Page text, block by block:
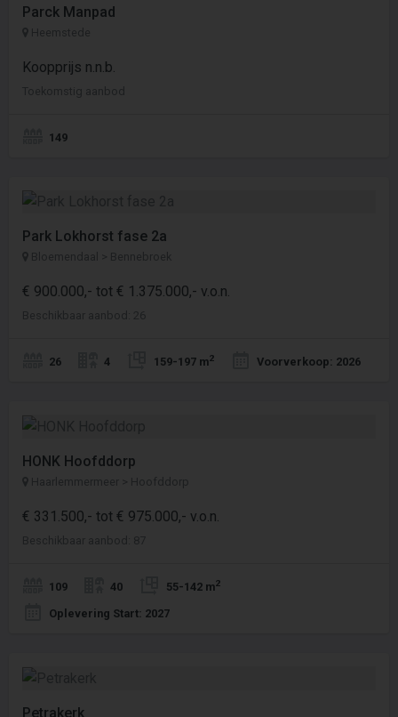
Parck Manpad
Heemstede
Koopprijs n.n.b.
Toekomstig aanbod
149
Park Lokhorst fase 2a
Bloemendaal > Bennebroek
€ 900.000,- tot € 1.375.000,- v.o.n.
Beschikbaar aanbod: 26
26 4 159-197 m2 Voorverkoop: 2026
HONK Hoofddorp
Haarlemmermeer > Hoofddorp
€ 331.500,- tot € 975.000,- v.o.n.
Beschikbaar aanbod: 87
109 40 55-142 m2
Oplevering Start: 2027
Petrakerk